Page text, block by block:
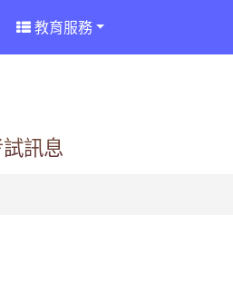
教育服務
訊息